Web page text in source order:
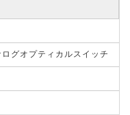
グオプティカルスイッチ